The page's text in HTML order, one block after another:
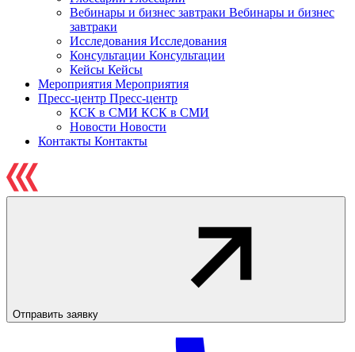
Вебинары и бизнес завтраки Вебинары и бизнес
завтраки
Исследования Исследования
Консультации Консультации
Кейсы Кейсы
Мероприятия Мероприятия
Пресс-центр Пресс-центр
КСК в СМИ КСК в СМИ
Новости Новости
Контакты Контакты
Отправить заявку